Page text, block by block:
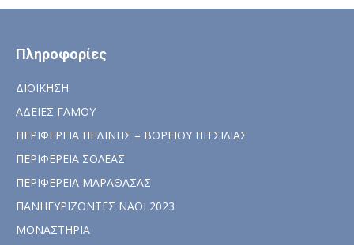
Πληροφορίες
ΔΙΟΙΚΗΣΗ
ΑΔΕΙΕΣ ΓΑΜΟΥ
ΠΕΡΙΦΕΡΕΙΑ ΠΕΔΙΝΗΣ – ΒΟΡΕΙΟΥ ΠΙΤΣΙΛΙΑΣ
ΠΕΡΙΦΕΡΕΙΑ ΣΟΛΕΑΣ
ΠΕΡΙΦΕΡΕΙΑ ΜΑΡΑΘΑΣΑΣ
ΠΑΝΗΓΥΡΙΖΟΝΤΕΣ ΝΑΟΙ 2023
ΜΟΝΑΣΤΗΡΙΑ